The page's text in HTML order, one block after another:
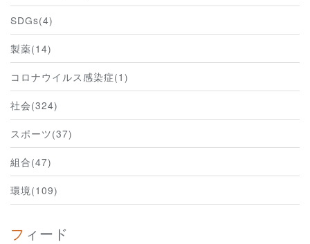
SDGs(4)
製薬(14)
コロナウイルス感染症(1)
社会(324)
スポーツ(37)
組合(47)
環境(109)
フィード